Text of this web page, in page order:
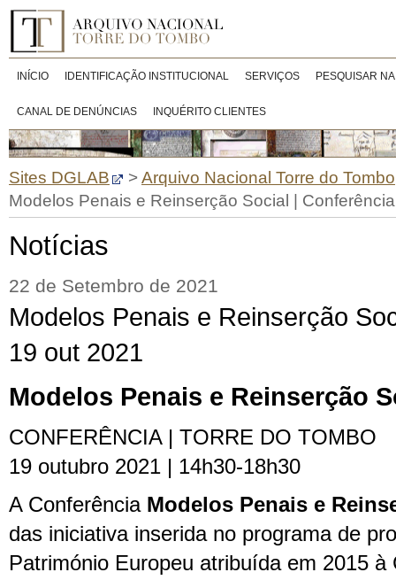
INÍCIO IDENTIFICAÇÃO INSTITUCIONAL SERVIÇOS PESQUISAR
CANAL DE DENÚNCIAS INQUÉRITO CLIENTES
Sites DGLAB >Arquivo Nacional Torre do Tombo
Modelos Penais e Reinserção Social |
Notícias
22 de Setembro de 2021
Modelos Penais e Reinserção
19 out 2021
Modelos Penais e Reinserção
CONFERÊNCIA | TORRE DO TOMBO
19 outubro 2021 | 14h30-18h30
A Conferência Modelos Penais e
das iniciativa inserida no programa de
Património Europeu atribuída em 2015 à